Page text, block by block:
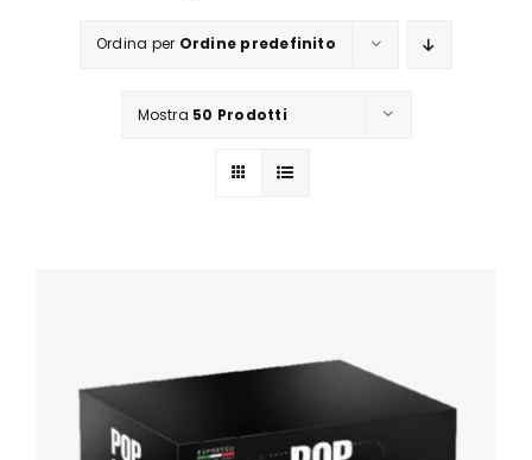
Ordina per Ordine predefinito
Mostra 50 Prodotti